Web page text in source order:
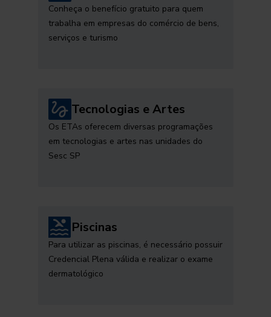
Conheça o benefício gratuito para quem
trabalha em empresas do comércio de bens,
serviços e turismo
Tecnologias e Artes
Os ETAs oferecem diversas programações
em tecnologias e artes nas unidades do
Sesc SP
Piscinas
Para utilizar as piscinas, é necessário possuir
Credencial Plena válida e realizar o exame
dermatológico